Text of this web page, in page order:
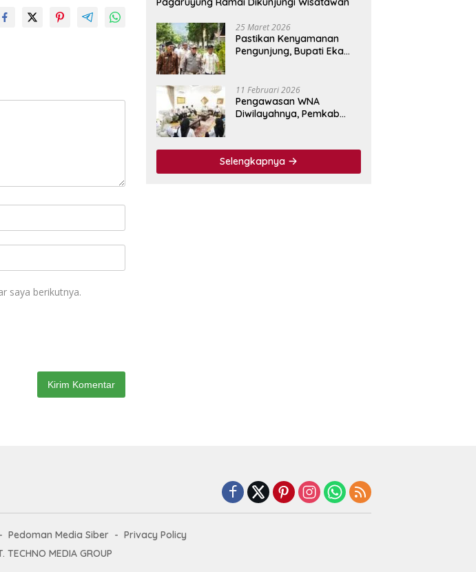
saya berikutnya.
25 Maret 2026
Pastikan Kenyamanan
Pengunjung, Bupati Eka
Pagaruyuang
11 Februari 2026
Pengawasan WNA
Diwilayahnya, Pemkab
Imigrasi Kelas I Non TPI
Agam
Selengkapnya
Pedoman Media Siber
Privacy Policy
MEDIA GROUP